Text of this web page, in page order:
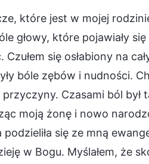
które jest w mojej
głowy, które pojawiały
się osłabiony na
bóle zębów i nudności.
Czasami ból
moją żonę i nowo
się ze mną
w Bogu. Myślałem, że